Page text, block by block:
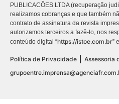
PUBLICACÕES LTDA (recuperação
realizamos cobranças e que também
contrato de assinatura da revista
autorizamos terceiros a fazê-lo, nos
conteúdo digital “https://istoe.com.br”
Política de Privacidade
Assessoria